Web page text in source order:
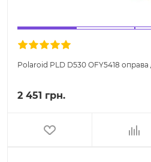
Polaroid PLD D530 OFY5418
2 451 грн.